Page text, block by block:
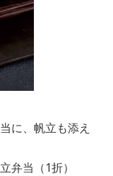
に、帆立も添え
弁当（1折）